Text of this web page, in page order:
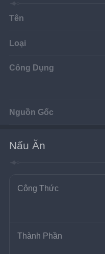
Tên
Loại
Công Dụng
Nguồn Gốc
Nấu Ăn
Công Thức
Thành Phần